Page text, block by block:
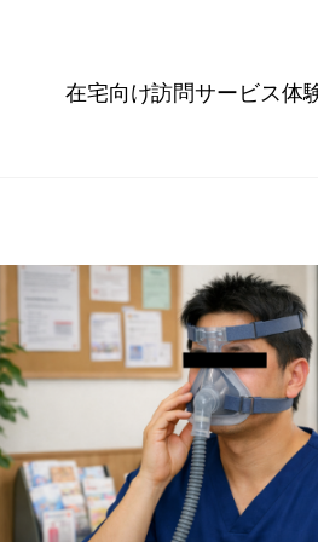
在宅向け訪問サービス体